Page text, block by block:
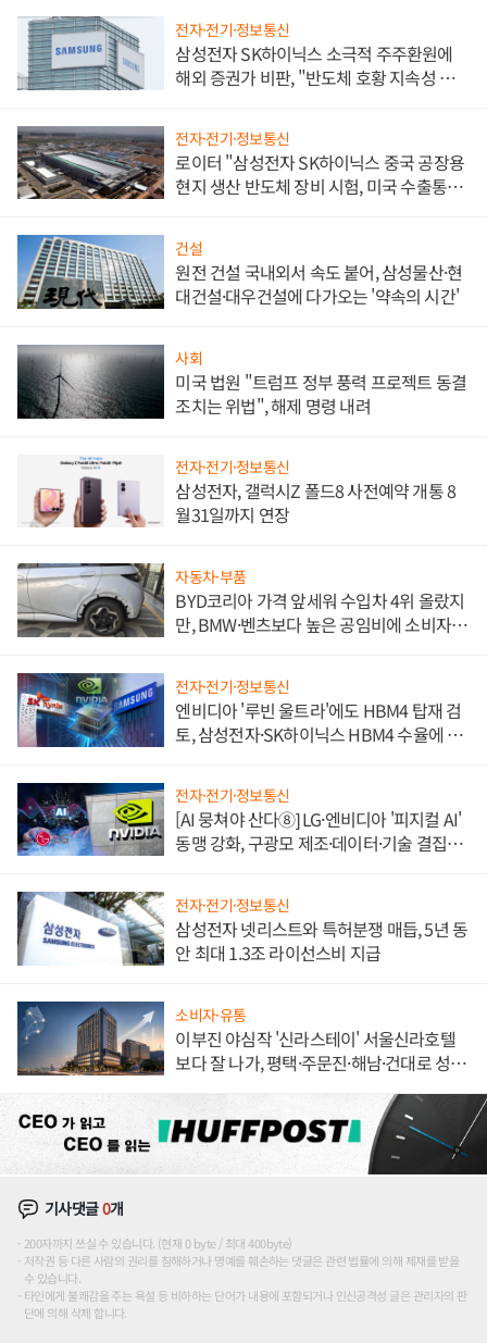
전자·전기·정보통신
삼성전자 SK하이닉스 소극적 주주환원에
해외 증권가 비판, "반도체 호황 지속성 의
전자·전기·정보통신
로이터 "삼성전자 SK하이닉스 중국 공장용
현지 생산 반도체 장비 시험, 미국 수출통제
건설
원전 건설 국내외서 속도 붙어, 삼성물산·현
대건설·대우건설에 다가오는 '약속의 시간'
사회
미국 법원 "트럼프 정부 풍력 프로젝트 동결
조치는 위법", 해제 명령 내려
전자·전기·정보통신
삼성전자, 갤럭시Z 폴드8 사전예약 개통 8
월31일까지 연장
자동차·부품
BYD코리아 가격 앞세워 수입차 4위 올랐지
만, BMW·벤츠보다 높은 공임비에 소비자
전자·전기·정보통신
엔비디아 '루빈 울트라'에도 HBM4 탑재 검
토, 삼성전자·SK하이닉스 HBM4 수율에 주
전자·전기·정보통신
[AI 뭉쳐야 산다⑧] LG·엔비디아 '피지컬 AI'
동맹 강화, 구광모 제조·데이터·기술 결집
전자·전기·정보통신
삼성전자 넷리스트와 특허분쟁 매듭, 5년 동
안 최대 1.3조 라이선스비 지급
소비자·유통
이부진 야심작 '신라스테이' 서울신라호텔
보다 잘 나가, 평택·주문진·해남·건대로 성
기사댓글0개
200자까지 쓰실 수 있습니다. (현재 0 byte / 최대 400byte)
저작권 등 다른 사람의 권리를 침해하거나 명예를 훼손하는 댓글은 관련 법률에 의해 제재를 받을
수 있습니다.
타인에게 불쾌감을 주는 욕설 등 비하하는 단어가 내용에 포함되거나 인신공격성 글은 관리자의 판
단에 의해 삭제 합니다.